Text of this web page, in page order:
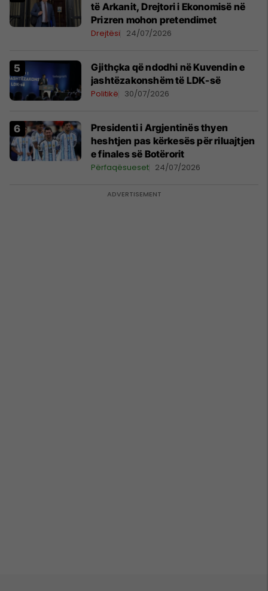
të Arkanit, Drejtori i Ekonomisë në
Prizren mohon pretendimet
Drejtësi 24/07/2026
Gjithçka që ndodhi në Kuvendin e
jashtëzakonshëm të LDK-së
Politikë 30/07/2026
Presidenti i Argjentinës thyen
heshtjen pas kërkesës për riluajtjen
e finales së Botërorit
Përfaqësueset 24/07/2026